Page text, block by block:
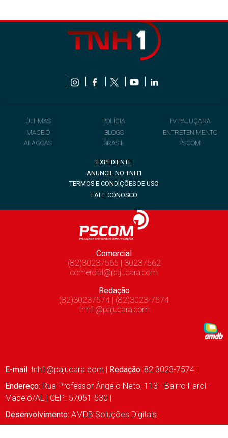
ÚLTIMAS
MACEIÓ
ALAGOAS
POLÍCIA
BLOGS
BRASIL
TV PAJUÇARA
ENTRETENIMENTO
PSCOM
EXPEDIENTE
ANUNCIE NO TNH1
TERMOS E CONDIÇÕES DE USO
FALE CONOSCO
Comercial
(82)30237565 | 30237562
comercial@pajucara.com
Redação
(82)30237574 | (82)3023-7574
tnh1@pajucara.com
E-mail: tnh1@pajucara.com | Redação: 82 3023-7574 |
Endereço: Rua Professor Ângelo Neto, 113 - Bairro Farol -
Maceió/AL | CEP.: 57051-530 |
Desenvolvimento: AMDB Soluções Digitais